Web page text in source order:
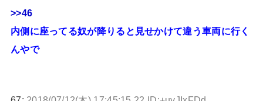
>>46
内側に座ってる奴が降りると見せかけて違う車両に行く
んやで